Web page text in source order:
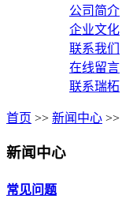
公司简介
企业文化
联系我们
在线留言
联系瑞柘
首页 >> 新闻中心 >>
新闻中心
常见问题